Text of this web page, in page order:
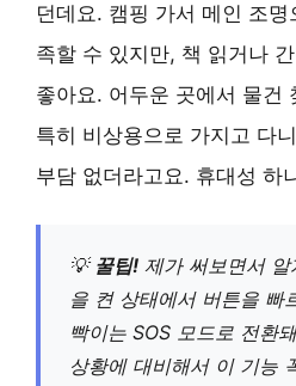
던데요. 캠핑 가서 메인 조
족할 수 있지만, 책 읽거나
좋아요. 어두운 곳에서 물건
특히 비상용으로 가지고 다
부담 없더라고요. 휴대성 하
💡 꿀팁! 제가 써보면서
을 켠 상태에서 버튼을 빠
빡이는 SOS 모드로 전환
상황에 대비해서 이 기능